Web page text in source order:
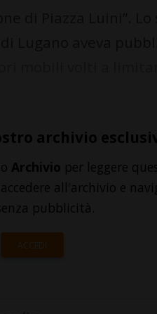
archivio
Archivio per leggere
all'archivio e
pubblicità.
ACCEDI